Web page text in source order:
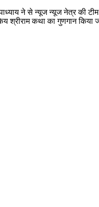
ने से न्यूज न्यूज नेत्र की टीम
श्रीराम कथा का गुणगान किया